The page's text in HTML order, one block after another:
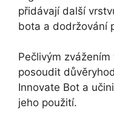
přidávají další
bota a dodržování
Pečlivým
posoudit
Innovate Bot a
jeho použití.